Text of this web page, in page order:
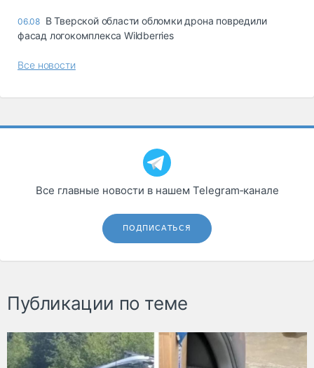
06.08 В Тверской области обломки дрона повредили
фасад логокомплекса Wildberries
Все новости
Все главные новости в нашем Telegram‑канале
ПОДПИСАТЬСЯ
Публикации по теме